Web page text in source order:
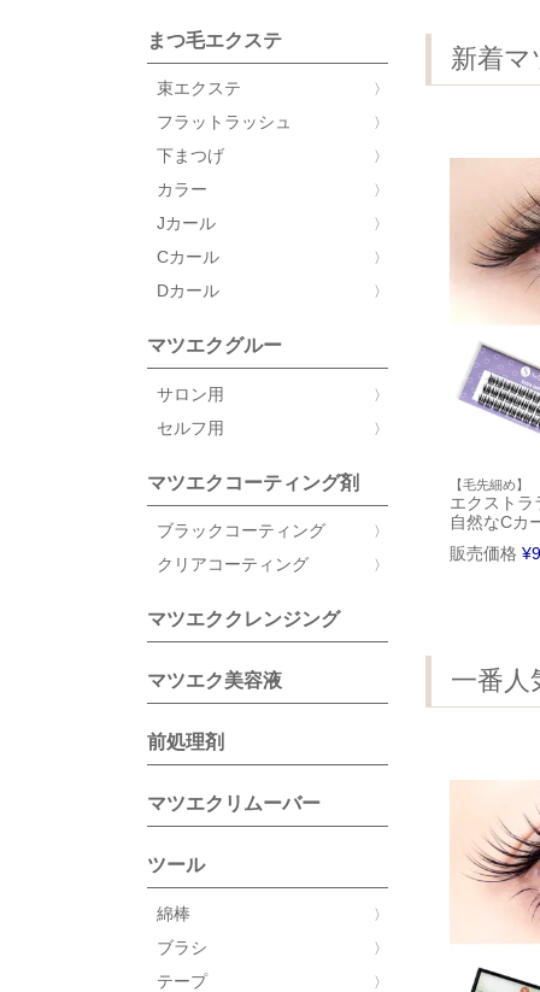
まつ毛エクステ
束エクステ
フラットラッシュ
下まつげ
カラー
Jカール
Cカール
Dカール
マツエクグルー
サロン用
セルフ用
マツエクコーティング剤
ブラックコーティング
クリアコーティング
マツエククレンジング
マツエク美容液
前処理剤
マツエクリムーバー
ツール
綿棒
ブラシ
テープ
新着
【毛先細め】
エクストラ
自然なCカ
販売価格 ¥
一番